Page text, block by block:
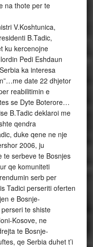
na thote per te
V.Koshtunica,
B.Tadic,
ku kercenojne
Pedi Eshdaun
ka interesa
date 22 dhjetor
reabilitimin e
se Dyte Boterore…
B.Tadic deklaroi me
qendra
duke qene ne nje
2006, ju
te serbeve te Bosnjes
qe komuniteti
serb per
Tadici perseriti oferten
e Bosnje-
te shiste
Kosove, ne
te Bosnje-
qe Serbia duhet t’i